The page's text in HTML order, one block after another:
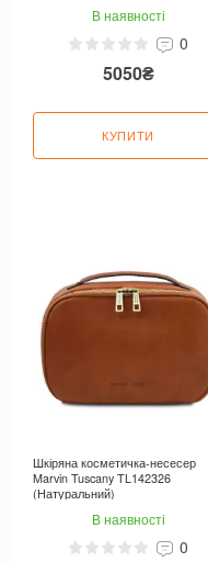
В наявності
0
5050₴
КУПИТИ
Шкіряна косметичка-несесер
Marvin Tuscany TL142326
(Натуральний)
В наявності
0